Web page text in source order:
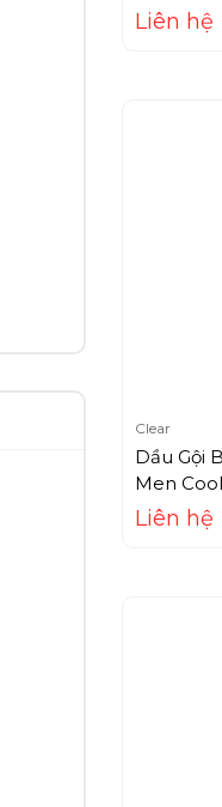
Liên hệ
Clear
Dầu Gội
Men
Liên hệ